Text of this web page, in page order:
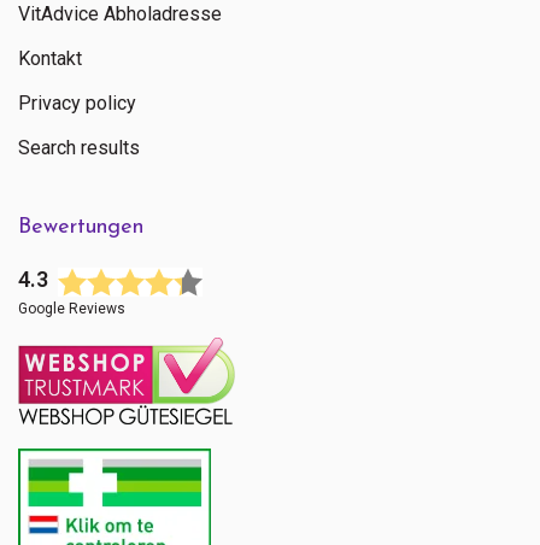
VitAdvice Abholadresse
Kontakt
Privacy policy
Search results
Bewertungen
4.3
Google Reviews